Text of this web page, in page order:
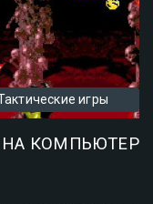
игры
НА КОМПЬЮТЕР